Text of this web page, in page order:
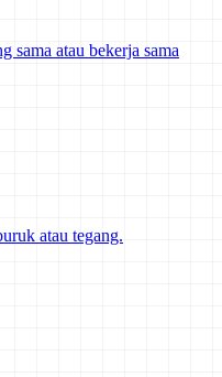
sama atau bekerja sama
atau tegang.